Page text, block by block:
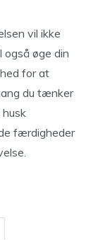
vil ikke
øge din
for at
du tænker
færdigheder